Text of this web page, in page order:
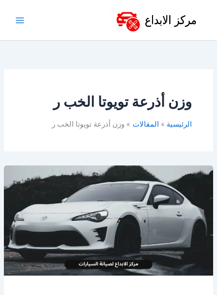
وزن أذرعة تويوتا الخب ر
الرئيسية المقالات وزن أذرعة تويوتا الخب ر
أفضل
في
الخبر
والدمام